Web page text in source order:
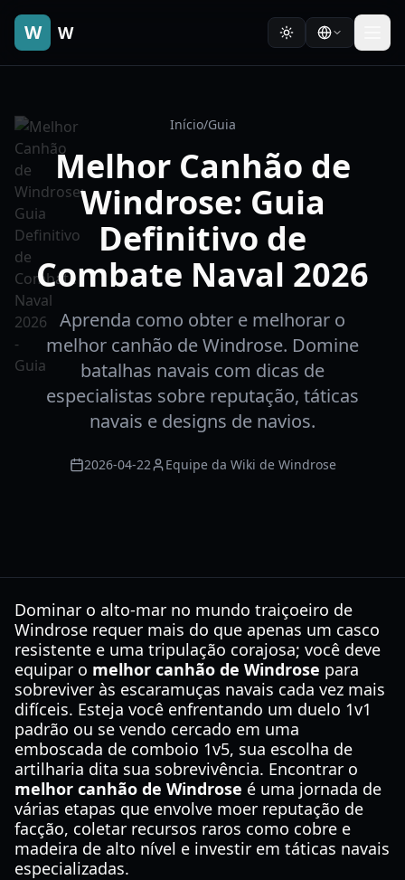
W W
Início/Guia
Melhor Canhão de
Windrose: Guia
Definitivo de
Combate Naval 2026
Aprenda como obter e melhorar o
melhor canhão de Windrose. Domine
batalhas navais com dicas de
especialistas sobre reputação, táticas
navais e designs de navios.
2026-04-22 Equipe da Wiki de Windrose
Dominar o alto-mar no mundo traiçoeiro de
Windrose requer mais do que apenas um casco
resistente e uma tripulação corajosa; você deve
equipar o melhor canhão de Windrose para
sobreviver às escaramuças navais cada vez mais
difíceis. Esteja você enfrentando um duelo 1v1
padrão ou se vendo cercado em uma
emboscada de comboio 1v5, sua escolha de
artilharia dita sua sobrevivência. Encontrar o
melhor canhão de Windrose é uma jornada de
várias etapas que envolve moer reputação de
facção, coletar recursos raros como cobre e
madeira de alto nível e investir em táticas navais
especializadas.